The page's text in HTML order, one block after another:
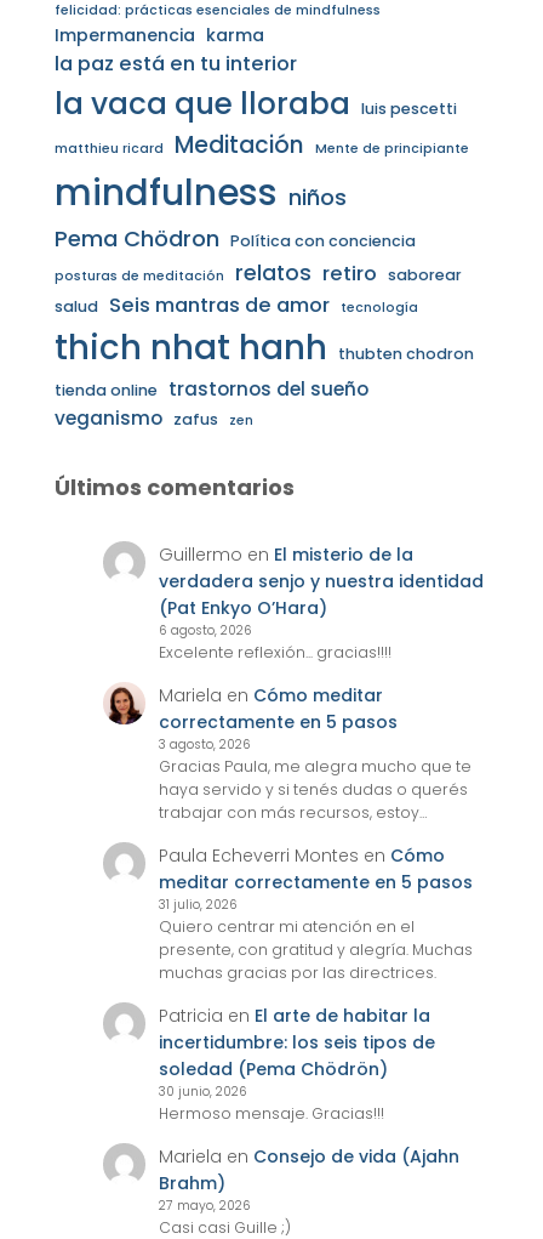
felicidad: prácticas esenciales de mindfulness
Impermanencia karma
la paz está en tu interior
la vaca que lloraba luis pescetti
matthieu ricard Meditación Mente de principiante
mindfulness niños
Pema Chödron Política con conciencia
posturas de meditación relatos retiro saborear
salud Seis mantras de amor tecnología
thich nhat hanh
thubten chodron
tienda online trastornos del sueño
veganismo zafus zen
Últimos comentarios
Guillermo en El misterio de la
verdadera senjo y nuestra identidad
(Pat Enkyo O’Hara)
6 agosto, 2026
Excelente reflexión... gracias!!!!
Mariela en Cómo meditar
correctamente en 5 pasos
3 agosto, 2026
Gracias Paula, me alegra mucho que te
haya servido y si tenés dudas o querés
trabajar con más recursos, estoy…
Paula Echeverri Montes en Cómo
meditar correctamente en 5 pasos
31 julio, 2026
Quiero centrar mi atención en el
presente, con gratitud y alegría. Muchas
muchas gracias por las directrices.
Patricia en El arte de habitar la
incertidumbre: los seis tipos de
soledad (Pema Chödrön)
30 junio, 2026
Hermoso mensaje. Gracias!!!
Mariela en Consejo de vida (Ajahn
Brahm)
27 mayo, 2026
Casi casi Guille ;)